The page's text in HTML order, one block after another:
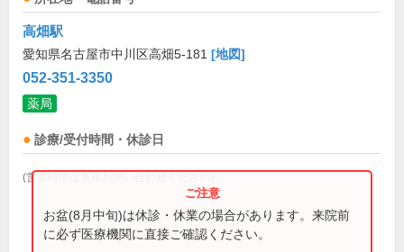
高畑駅
愛知県名古屋市中川区高畑5-181 [地図]
052-351-3350
薬局
診療/受付時間・休診日
(営業時間は直接お問い合わせください)
お盆(8月中旬)は休診・休業の場合があります。来院前
に必ず医療機関に直接ご確認ください。